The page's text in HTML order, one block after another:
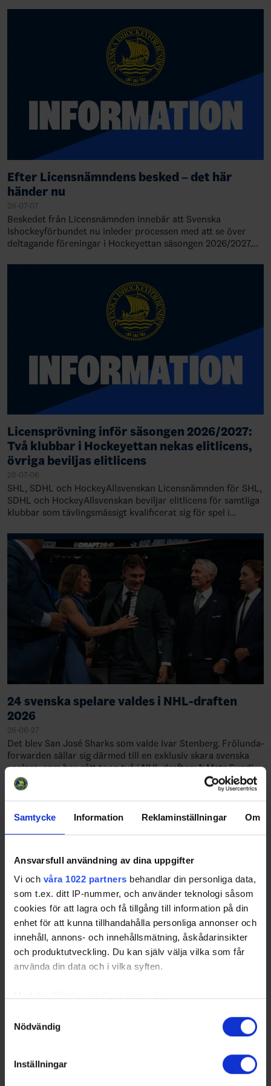
Samtycke Information Reklaminställningar Om
Ansvarsfull användning av dina uppgifter
Vi och våra 1022 partners behandlar din personliga data,
som t.ex. ditt IP-nummer, och använder teknologi såsom
cookies för att lagra och få tillgång till information på din
enhet för att kunna tillhandahålla personliga annonser och
innehåll, annons- och innehållsmätning, åskådarinsikter
och produktutveckling. Du kan själv välja vilka som får
använda din data och i vilka syften.
som kan ha en noggrannhet på upp till flera meter
Ta reda på mer om hur dina personliga uppgifter
Nödvändig
Inställningar
Efter Licensnämndens besked – det här
händer nu
26-07-07
Beskedet från Licensnämnden innebär att Svenska
Ishockeyförbundet nu inleder processen med att se över
deltagande föreningar i Hockeyettan säsongen 2026/2027.
Licensprövning inför säsongen 2026/2027:
Två klubbar i Hockeyettan nekas elitlicens,
övriga beviljas elitlicens
26-07-06
SHL, SDHL och HockeyAllsvenskan Licensnämnden för SHL,
SDHL och HockeyAllsvenskan beviljar elitlicens för samtliga
klubbar som tävlingsmässigt kvalificerat sig för spel i
24 svenska spelare valdes i NHL-draften
2026
26-06-27
Det blev San José Sharks som valde Ivar Stenberg. Frölunda-
forwarden sällar sig därmed till en exklusiv skara svenska
spelare, som har gått topp två i NHL-draften: 1: Mats Sundin,
Quebec, 19891: Rasmu…